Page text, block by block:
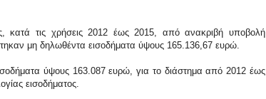
κατά τις χρήσεις 2012 έως 2015, από ανακριβή υποβολή
μη δηλωθέντα εισοδήματα ύψους 165.136,67 ευρώ.
ύψους 163.087 ευρώ, για το διάστημα από 2012 έως
εισοδήματος.